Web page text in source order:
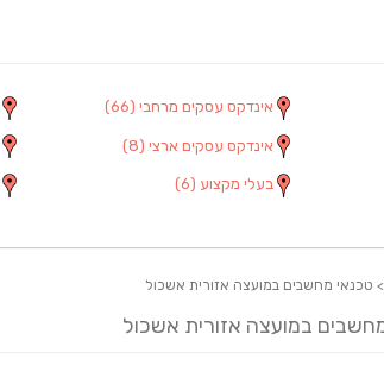
אינדקס עסקים מרחבי (66)
אינדקס עסקים ארצי (8)
בעלי מקצוע (6)
> טכנאי מחשבים במועצה אזורית אשכול